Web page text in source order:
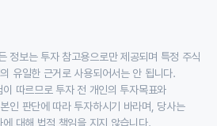
정보는 투자 참고용으로만 제공되며 특정 주식
유일한 근거로 사용되어서는 안 됩니다.
따르므로 투자 전 개인의 투자목표와
인 판단에 따라 투자하시기 바라며, 당사는
대해 법적 책임을 지지 않습니다.